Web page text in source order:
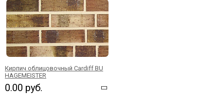
Кирпич облицовочный Cardiff BU
HAGEMEISTER
0.00 руб.